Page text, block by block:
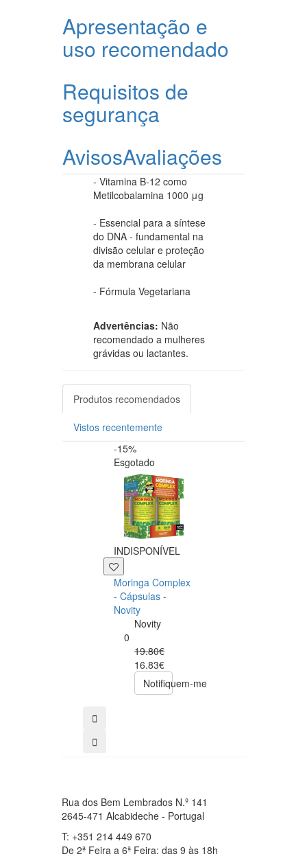
Apresentação e
uso recomendado
Requisitos de
segurança
AvisosAvaliações
- Vitamina B-12 como
Metilcobalamina 1000 μg
- Essencial para a síntese
do DNA - fundamental na
divisão celular e proteção
da membrana celular
- Fórmula Vegetariana
Advertências: Não
recomendado a mulheres
grávidas ou lactantes.
Produtos recomendados
Vistos recentemente
-15%
Esgotado
INDISPONÍVEL
Moringa Complex
- Cápsulas -
Novity
Novity
0
19.80€
16.83€
Notifiquem-me
Rua dos Bem Lembrados N.º 141
2645-471 Alcabideche - Portugal
T: +351 214 449 670
De 2ª Feira a 6ª Feira: das 9 às 18h